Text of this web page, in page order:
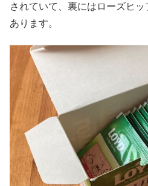
されていて、裏にはローズヒ
あります。